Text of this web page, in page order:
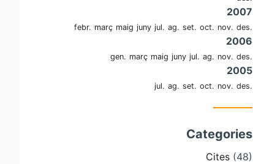
2007
febr. març maig juny jul. ag. set. oct. nov. des.
2006
gen. març maig juny jul. ag. nov. des.
2005
jul. ag. set. oct. nov. des.
Categories
Cites (48)